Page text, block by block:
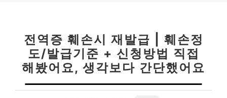
전역증 훼손시 재발급 | 훼손정
도/발급기준 + 신청방법 직접
해봤어요, 생각보다 간단했어요